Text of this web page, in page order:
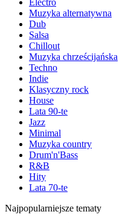
Electro
Muzyka alternatywna
Dub
Salsa
Chillout
Muzyka chrześcijańska
Techno
Indie
Klasyczny rock
House
Lata 90-te
Jazz
Minimal
Muzyka country
Drum'n'Bass
R&B
Hity
Lata 70-te
Najpopularniejsze tematy